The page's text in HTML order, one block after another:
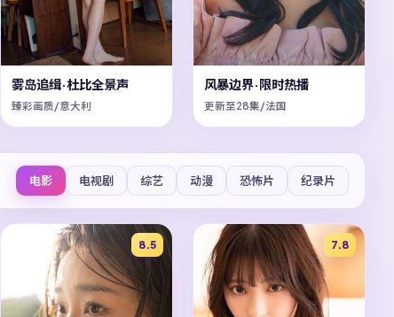
雾岛追缉·杜比全景声
臻彩画质/意大利
风暴边界·限时热播
更新至28集/法国
电影 电视剧 综艺 动漫 恐怖片 纪录片
8.5 7.8